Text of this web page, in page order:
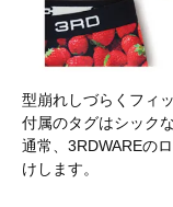
型崩れしづらくフィ
付属のタグはシック
通常、3RDWAREの
けします。